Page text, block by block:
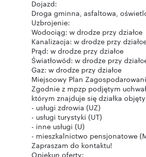
Dojazd:
Droga gminna, asfaltowa,
Uzbrojenie:
Wodociąg: w drodze przy działce
Kanalizacja: w drodze przy
Prąd: w drodze przy działce
Światłowód: w drodze przy
Gaz: w drodze przy działce
Miejscowy Plan
Zgodnie z mpzp podjętym
którym znajduje się działka
- usługi zdrowia (UZ)
- usługi turystyki (UT)
- inne usługi (U)
- mieszkalnictwo pensjonatowe
Zapraszam do kontaktu!
Opiekun oferty: